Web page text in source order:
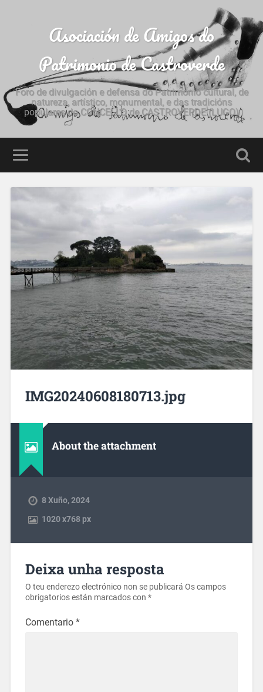
Asociación de Amigos do
Patrimonio de Castroverde
Foro de divulgación e defensa do Patrimonio cultural, de
natureza, artístico, monumental, e das tradicións
populares do CONCELLO de CASTROVERDE (LUGO)
IMG20240608180713.jpg
About the attachment
8 Xuño, 2024
1020x768 px
Deixa unha resposta
O teu enderezo electrónico non se publicará Os campos
obrigatorios están marcados con *
Comentario *